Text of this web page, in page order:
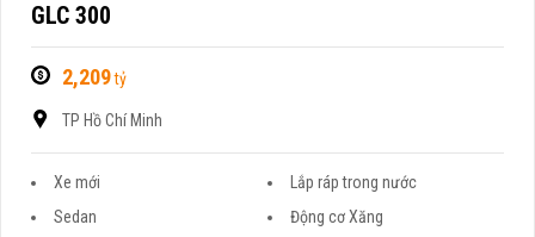
GLC 300
2,209tỷ
TP Hồ Chí Minh
Xe mới
Lắp ráp trong nước
Sedan
Động cơ Xăng